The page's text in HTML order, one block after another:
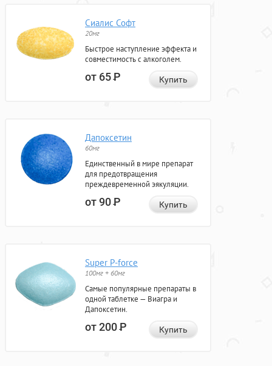
Сиалис Софт
20мг
Быстрое наступление эффекта и
совместимость с алкоголем.
от 65Р Купить
Дапоксетин
60мг
Единственный в мире препарат
для предотвращения
преждевременной эякуляции.
от 90Р Купить
Super P-force
100мг + 60мг
Самые популярные препараты в
одной таблетке — Виагра и
Дапоксетин.
от 200Р Купить